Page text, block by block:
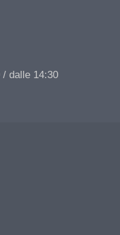
/ dalle 14:30